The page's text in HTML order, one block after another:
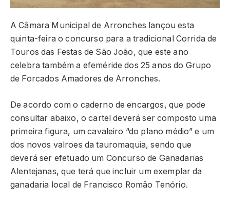
A Câmara Municipal de Arronches lançou esta
quinta-feira o concurso para a tradicional Corrida de
Touros das Festas de São João, que este ano
celebra também a efeméride dos 25 anos do Grupo
de Forcados Amadores de Arronches.
De acordo com o caderno de encargos, que pode
consultar abaixo, o cartel deverá ser composto uma
primeira figura, um cavaleiro “do plano médio” e um
dos novos valroes da tauromaquia, sendo que
deverá ser efetuado um Concurso de Ganadarias
Alentejanas, que terá que incluir um exemplar da
ganadaria local de Francisco Romão Tenório.